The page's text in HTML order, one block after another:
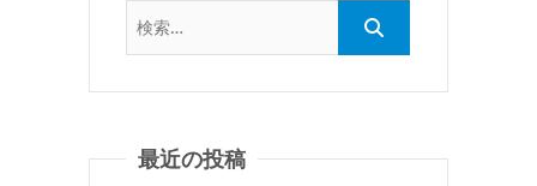
最近の投稿